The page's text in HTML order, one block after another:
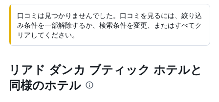
口コミは見つかりませんでした。口コミを見るには、絞り込
み条件を一部解除するか、検索条件を変更、またはすべてク
リアしてください。
リアド ダンカ ブティック ホテルと
同様のホテル